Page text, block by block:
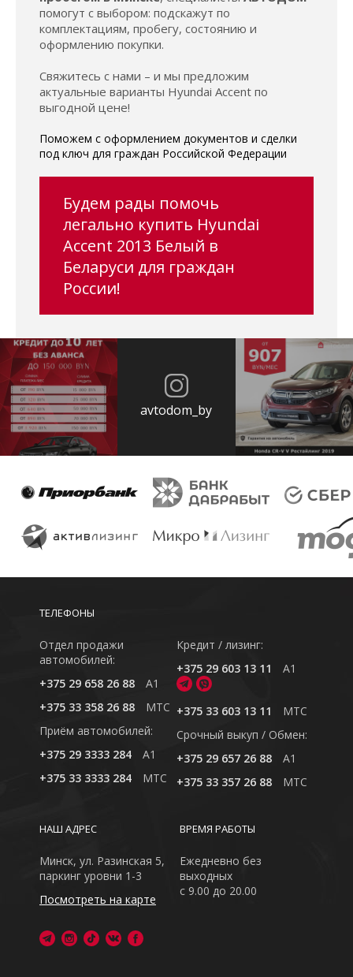
помогут с выбором: подскажут по
комплектациям, пробегу, состоянию и
оформлению покупки.
Свяжитесь с нами – и мы предложим
актуальные варианты Hyundai Accent по
выгодной цене!
Поможем с оформлением документов и сделки
под ключ для граждан Российской Федерации
Будем рады помочь
легально купить Hyundai
Accent 2013 Белый в
Беларуси для граждан
России!
avtodom_by
ТЕЛЕФОНЫ
Отдел продажи
автомобилей:
+375 29 658 26 88
A1
+375 33 358 26 88
MTC
Приём автомобилей:
+375 29 3333 284
A1
+375 33 3333 284
MTC
Кредит / лизинг:
+375 29 603 13 11
A1
+375 33 603 13 11
MTC
Cрочный выкуп / Обмен:
+375 29 657 26 88
A1
+375 33 357 26 88
MTC
ВРЕМЯ РАБОТЫ
Ежедневно без
выходных
с 9.00 до 20.00
НАШ АДРЕС
Минск, ул. Разинская 5,
паркинг уровни 1-3
Посмотреть на карте